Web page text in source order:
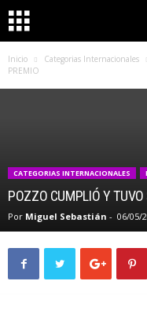
Inicio Categorias Internacionales
PREMIO
CATEGORIAS INTERNACIONALES
POZZO CUMPLIÓ Y TUVO
Por Miguel Sebastián - 06/05/